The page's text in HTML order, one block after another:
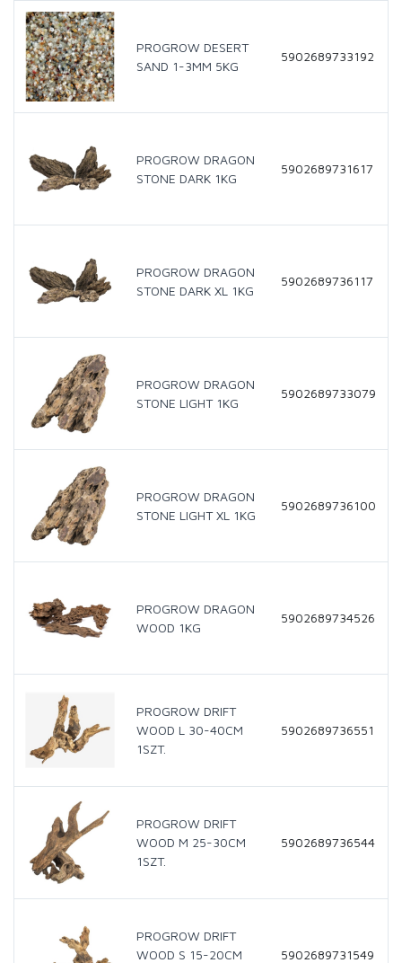
PROGROW DESERT
SAND 1-3MM 5KG
5902689733192
PROGROW DRAGON
STONE DARK 1KG
5902689731617
PROGROW DRAGON
STONE DARK XL 1KG
5902689736117
PROGROW DRAGON
STONE LIGHT 1KG
5902689733079
PROGROW DRAGON
STONE LIGHT XL 1KG
5902689736100
PROGROW DRAGON
WOOD 1KG
5902689734526
PROGROW DRIFT
WOOD L 30-40CM
1SZT.
5902689736551
PROGROW DRIFT
WOOD M 25-30CM
1SZT.
5902689736544
PROGROW DRIFT
WOOD S 15-20CM
5902689731549